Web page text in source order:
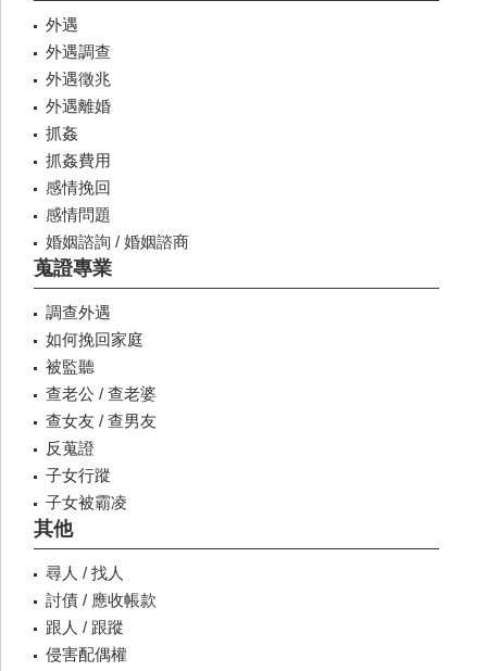
外遇
外遇調查
外遇徵兆
外遇離婚
抓姦
抓姦費用
感情挽回
感情問題
婚姻諮詢 / 婚姻諮商
蒐證專業
調查外遇
如何挽回家庭
被監聽
查老公 / 查老婆
查女友 / 查男友
反蒐證
子女行蹤
子女被霸凌
其他
尋人 / 找人
討債 / 應收帳款
跟人 / 跟蹤
侵害配偶權